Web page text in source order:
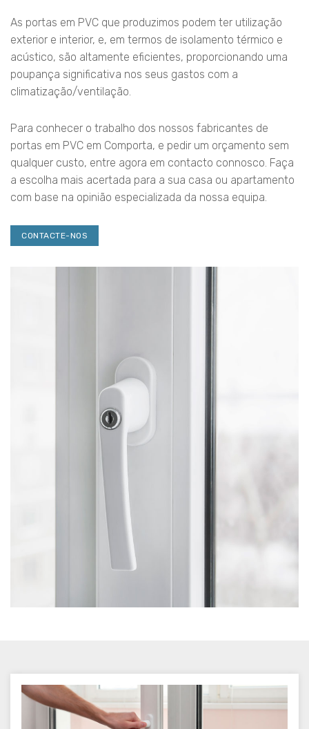
As portas em PVC que produzimos podem ter utilização
exterior e interior, e, em termos de isolamento térmico e
acústico, são altamente eficientes, proporcionando uma
poupança significativa nos seus gastos com a
climatização/ventilação.
Para conhecer o trabalho dos nossos fabricantes de
portas em PVC em Comporta, e pedir um orçamento sem
qualquer custo, entre agora em contacto connosco. Faça
a escolha mais acertada para a sua casa ou apartamento
com base na opinião especializada da nossa equipa.
CONTACTE-NOS